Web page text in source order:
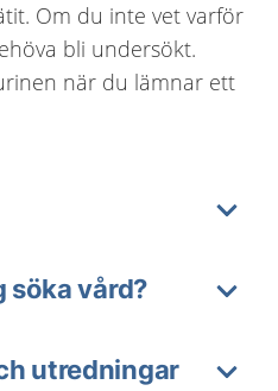
Om du inte vet varför
bli undersökt.
när du lämnar ett
söka vård?
utredningar